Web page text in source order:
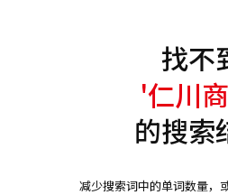
找不
'仁川
的搜索
减少搜索词中的单词数量，